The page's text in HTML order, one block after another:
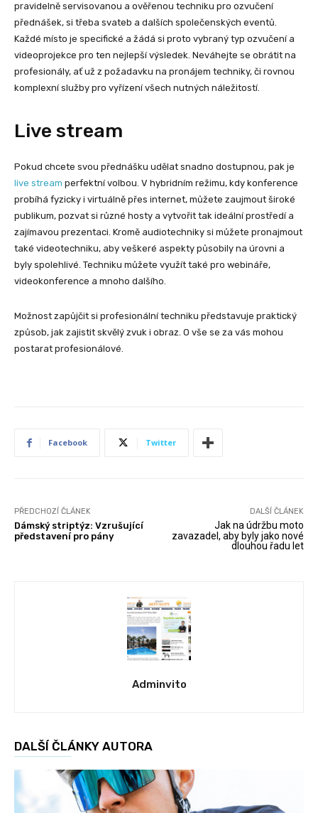
pravidelně servisovanou a ověřenou techniku pro ozvučení
přednášek, si třeba svateb a dalších společenských eventů.
Každé místo je specifické a žádá si proto vybraný typ ozvučení a
videoprojekce pro ten nejlepší výsledek. Neváhejte se obrátit na
profesionály, ať už z požadavku na pronájem techniky, či rovnou
komplexní služby pro vyřízení všech nutných náležitostí.
Live stream
Pokud chcete svou přednášku udělat snadno dostupnou, pak je
live stream perfektní volbou. V hybridním režimu, kdy konference
probíhá fyzicky i virtuálně přes internet, můžete zaujmout široké
publikum, pozvat si různé hosty a vytvořit tak ideální prostředí a
zajímavou prezentaci. Kromě audiotechniky si můžete pronajmout
také videotechniku, aby veškeré aspekty působily na úrovni a
byly spolehlivé. Techniku můžete využít také pro webináře,
videokonference a mnoho dalšího.
Možnost zapůjčit si profesionální techniku představuje praktický
způsob, jak zajistit skvělý zvuk i obraz. O vše se za vás mohou
postarat profesionálové.
Facebook Twitter
PŘEDCHOZÍ ČLÁNEK
Dámský striptýz: Vzrušující
představení pro pány
DALŠÍ ČLÁNEK
Jak na údržbu moto
zavazadel, aby byly jako nové
dlouhou řadu let
Adminvito
DALŠÍ ČLÁNKY AUTORA